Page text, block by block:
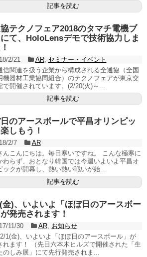
記事を読む
テクノフェア2018のタマチ電機ブ
て、HoloLensデモで技術協力しま
2/21 AR, セミナー・イベント
信関連を扱う企業から構成される全通協（全国
機器材工業協同組合）のテクノフェアが東京交
で開催されています。(2/20(火)～...
記事を読む
のアースボールで平昌オリンピッ
しもう！
2/7
AR
んこんにちは。毎日寒いですね。 こんな極寒に
わらず、おとなり韓国では今週いよいよ平昌オ
ックが開幕し、熱い熱い戦いが始...
記事を読む
金)、いよいよ「ほぼ日のアースボー
発売されます！
11/30 AR, お知らせ
1(金)、いよいよ「ほぼ日のアースボール」が
れます！ （先日六本木ヒルズで開催された「生
のしみ展」にて先行発売されま...